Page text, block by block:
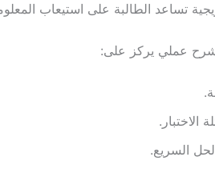
تساعد الطالبة على استيعاب
عملي يركز على:
الاختبار.
السريع.